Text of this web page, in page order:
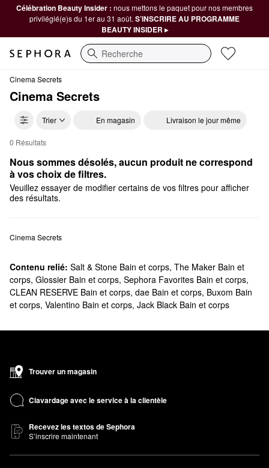
Célébration Beauty Insider : nous mettons le paquet pour nos membres
privilégié(e)s du 1er au 31 août. S’INSCRIRE AU PROGRAMME
BEAUTY INSIDER ▸
Recherche
Cinema Secrets
Cinema Secrets
Trier En magasin Livraison le jour même
Cinema Secrets Bain et corps
0 Résultats
Nous sommes désolés, aucun produit ne correspond
à vos choix de filtres.
Veuillez essayer de modifier certains de vos filtres pour afficher
des résultats.
Cinema Secrets
Contenu relié: Salt & Stone Bain et corps, The Maker Bain et
corps, Glossier Bain et corps, Sephora Favorites Bain et corps,
CLEAN RESERVE Bain et corps, dae Bain et corps, Buxom Bain
et corps, Valentino Bain et corps, Jack Black Bain et corps
Trouver un magasin
Clavardage avec le service à la clientèle
Recevez les textos de Sephora
S’inscrire maintenant